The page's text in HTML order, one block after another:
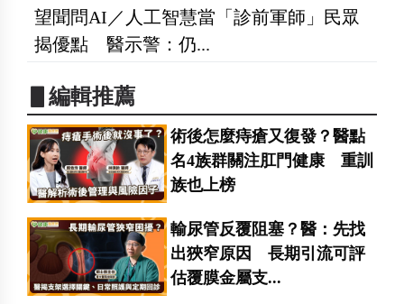
望聞問AI／人工智慧當「診前軍師」民眾
揭優點 醫示警：仍...
▋編輯推薦
術後怎麼痔瘡又復發？醫點
名4族群關注肛門健康 重訓
族也上榜
輸尿管反覆阻塞？醫：先找
出狹窄原因 長期引流可評
估覆膜金屬支...